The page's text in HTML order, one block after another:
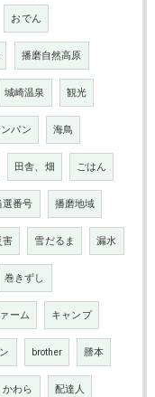
おでん
播磨自然高原
城崎温泉 観光
パン 海鳥
田舎、畑 ごはん
選番号 播磨地域
害 雪だるま 漏水
巻きずし
ーム キャンプ
brother 謄本
かわら 配達人